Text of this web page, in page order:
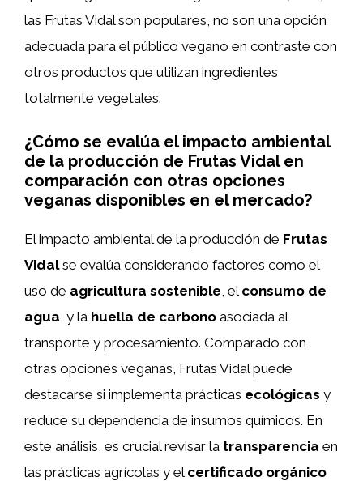
las Frutas Vidal son populares, no son una opción
adecuada para el público vegano en contraste con
otros productos que utilizan ingredientes
totalmente vegetales.
¿Cómo se evalúa el impacto ambiental
de la producción de Frutas Vidal en
comparación con otras opciones
veganas disponibles en el mercado?
El impacto ambiental de la producción de Frutas
Vidalse evalúa considerando factores como el
uso de agricultura sostenible , el consumo de
agua , y la huella de carbono asociada al
transporte y procesamiento. Comparado con
otras opciones veganas, Frutas Vidal puede
destacarse si implementa prácticas ecológicas y
reduce su dependencia de insumos químicos. En
este análisis, es crucial revisar la transparencia en
las prácticas agrícolas y el certificado orgánico